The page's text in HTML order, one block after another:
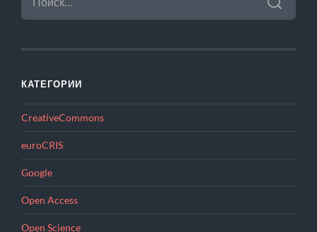
КАТЕГОРИИ
CreativeCommons
euroCRIS
Google
Open Access
Open Science